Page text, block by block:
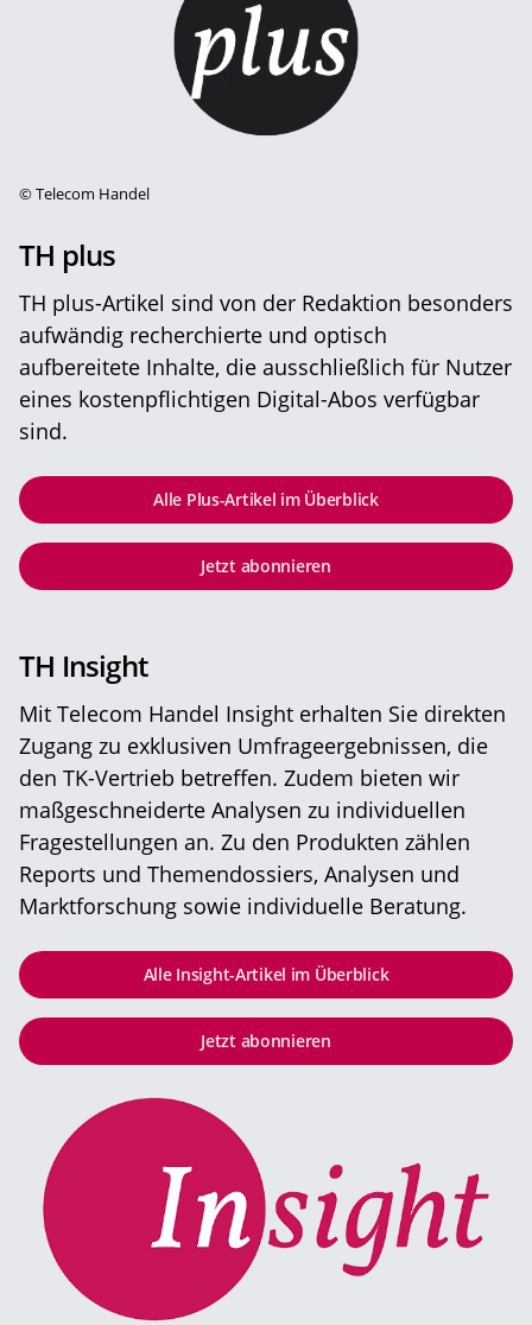
©Telecom Handel
TH plus
TH plus-Artikel sind von der Redaktion besonders
aufwändig recherchierte und optisch
aufbereitete Inhalte, die ausschließlich für Nutzer
eines kostenpflichtigen Digital-Abos verfügbar
sind.
Alle Plus-Artikel im Überblick
Jetzt abonnieren
TH Insight
Mit Telecom Handel Insight erhalten Sie direkten
Zugang zu exklusiven Umfrageergebnissen, die
den TK-Vertrieb betreffen. Zudem bieten wir
maßgeschneiderte Analysen zu individuellen
Fragestellungen an. Zu den Produkten zählen
Reports und Themendossiers, Analysen und
Marktforschung sowie individuelle Beratung.
Alle Insight-Artikel im Überblick
Jetzt abonnieren